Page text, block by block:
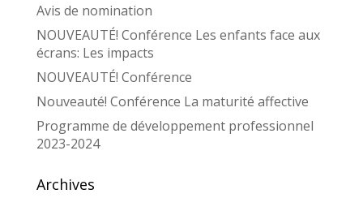
Avis de nomination
NOUVEAUTÉ! Conférence Les enfants face aux
écrans: Les impacts
NOUVEAUTÉ! Conférence
Nouveauté! Conférence La maturité affective
Programme de développement professionnel
2023-2024
Archives